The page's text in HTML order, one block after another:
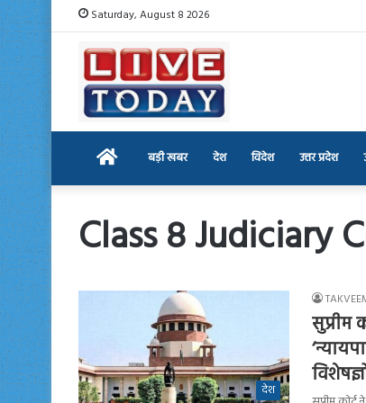
Saturday, August 8 2026
Home बड़ी खबर देश विदेश उत्तर प्रदेश
Class 8 Judiciary
देश
सुप्रीम